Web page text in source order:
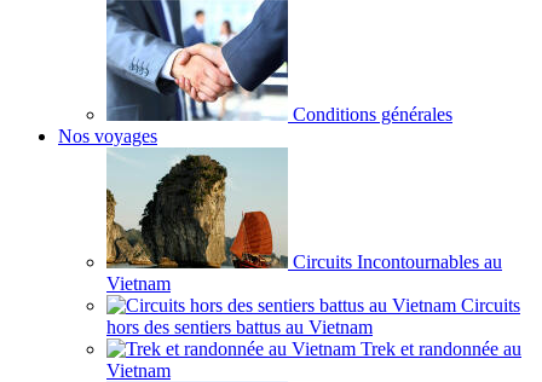
Conditions générales
Nos voyages
Circuits Incontournables au
Vietnam
Circuits
hors des sentiers battus au Vietnam
Trek et randonnée au
Vietnam